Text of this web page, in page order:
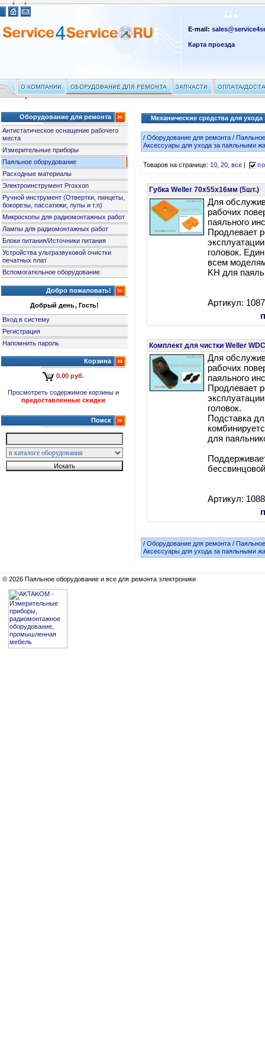
E-mail:
Карта проезда
Оборудование для ремонта
Антистатическое оснащение рабочего
места
Измерительные приборы
Паяльное оборудование
Расходные материалы
Электроинструмент Proxxon
Ручной инструмент (Отвертки, пинцеты,
бокорезы, пассатижи, лупы и т.п)
Микроскопы для радиомонтажных работ
Лампы для радиомонтажных работ
Блоки питания/Источники питания
Устройства ультразвуковой очистки
печатных плат
Вспомогательное оборудование
Добро пожаловать!
Добрый день, Гость!
Вход в систему
Регистрация
Напомнить пароль
Корзина
0.00 руб.
Просмотреть содержимое корзины и
предоставленные скидки
Поиск
Механические средства для
/Оборудование для ремонта /
Аксессуары для ухода за паяльными
Товаров на странице:10,20,все
Губка Weller 70x55x16мм (5шт.)
Для
рабочих
паяльного
Продлевает
головок.
всем
KH для
Артикул:
Комплект для чистки Weller
Для
рабочих
паяльного
Продлевает
головок.
Подставка
для
Артикул:
/Оборудование для ремонта /
Аксессуары для ухода за паяльными
© 2026 Паяльное оборудование и все для ремонта электроники